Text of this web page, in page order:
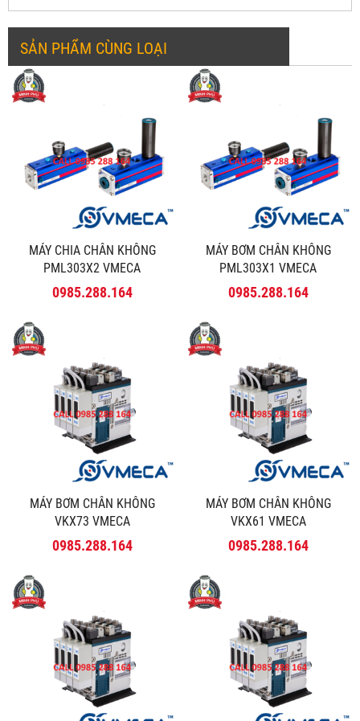
SẢN PHẨM CÙNG LOẠI
MÁY CHIA CHÂN KHÔNG
PML303X2 VMECA
0985.288.164
MÁY BƠM CHÂN KHÔNG
PML303X1 VMECA
0985.288.164
MÁY BƠM CHÂN KHÔNG
VKX73 VMECA
0985.288.164
MÁY BƠM CHÂN KHÔNG
VKX61 VMECA
0985.288.164